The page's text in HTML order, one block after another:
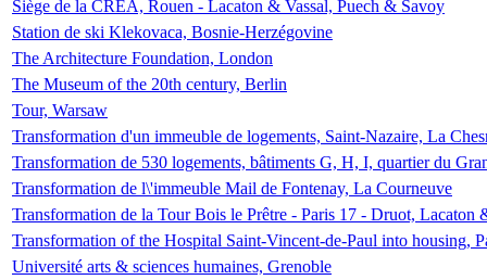
Siège de la CREA, Rouen - Lacaton & Vassal, Puech & Savoy
Station de ski Klekovaca, Bosnie-Herzégovine
The Architecture Foundation, London
The Museum of the 20th century, Berlin
Tour, Warsaw
Transformation d'un immeuble de logements, Saint-Nazaire, La
Transformation de 530 logements, bâtiments G, H, I, quartier du
Transformation de l\'immeuble Mail de Fontenay, La Courneuve
Transformation de la Tour Bois le Prêtre - Paris 17 - Druot, Lacaton
Transformation of the Hospital Saint-Vincent-de-Paul into housing,
Université arts & sciences humaines, Grenoble